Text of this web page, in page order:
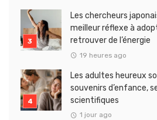
Les chercheurs
meilleur réflexe à
retrouver de l’énergie
19 heures ago
Les adultes heureux
souvenirs d’enfance,
scientifiques
1 jour ago